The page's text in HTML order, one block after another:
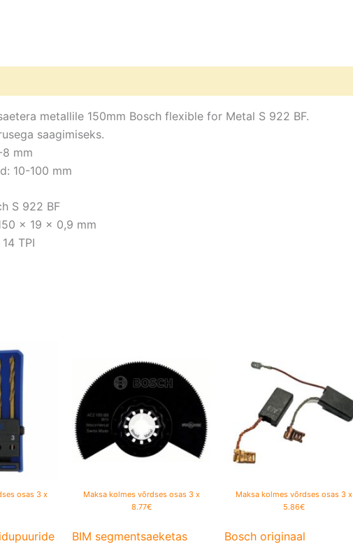
metallile 150mm Bosch flexible for Metal S 922 BF.
saagimiseks.
mm
10-100 mm
S 922 BF
x 19 x 0,9 mm
TPI
osas 3 x
Maksa kolmes võrdses osas 3 x
8.77€
BIM segmentsaeketas
Maksa kolmes võrdses osas 3 x
5.86€
Bosch originaal